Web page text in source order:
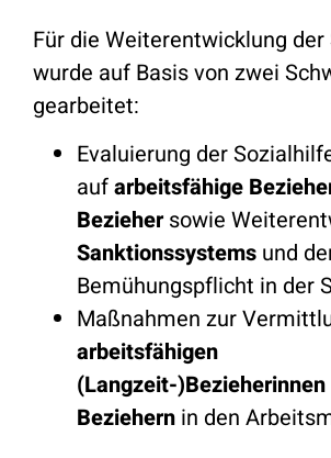
Für die Weiterentwicklung
wurde auf Basis von zwei
gearbeitet:
Evaluierung der
aufarbeitsfähige
Beziehersowie
Sanktionssystems und
Bemühungspflicht in der
Maßnahmen zur
arbeitsfähigen
(Langzeit-)Bezieherinnen
Beziehern in den